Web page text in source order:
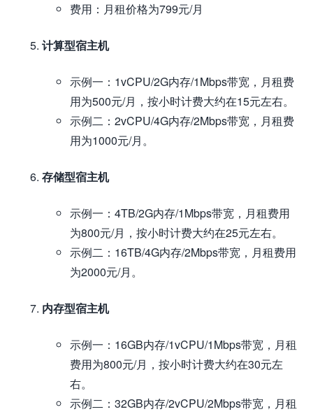
费用：月租价格为799元/月
计算型宿主机
示例一：1vCPU/2G内存/1Mbps带宽，月租费
用为500元/月，按小时计费大约在15元左右。
示例二：2vCPU/4G内存/2Mbps带宽，月租费
用为1000元/月。
存储型宿主机
示例一：4TB/2G内存/1Mbps带宽，月租费用
为800元/月，按小时计费大约在25元左右。
示例二：16TB/4G内存/2Mbps带宽，月租费用
为2000元/月。
内存型宿主机
示例一：16GB内存/1vCPU/1Mbps带宽，月租
费用为800元/月，按小时计费大约在30元左
右。
示例二：32GB内存/2vCPU/2Mbps带宽，月租